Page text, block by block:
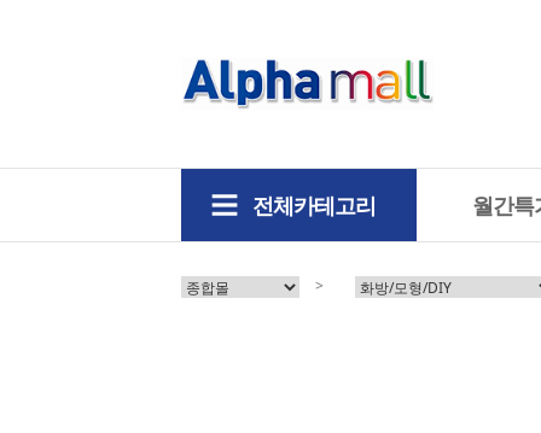
전체카테고리 월간특
>